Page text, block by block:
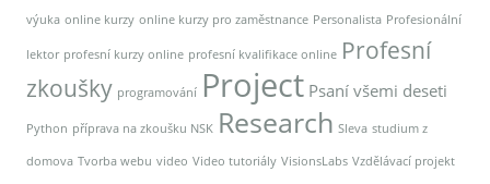
výuka online kurzy online kurzy pro zaměstnance Personalista Profesionální
lektor profesní kurzy online profesní kvalifikace online Profesní
zkoušky programování Project Psaní všemi deseti
Python příprava na zkoušku NSK Research Sleva studium z
domova Tvorba webu video Video tutoriály VisionsLabs Vzdělávací projekt